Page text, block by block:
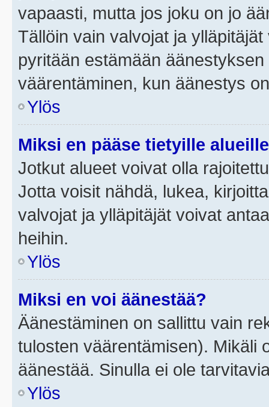
vapaasti, mutta jos joku on jo
Tällöin vain valvojat ja
pyritään estämään
väärentäminen, kun äänestys
Ylös
Miksi en pääse tietyille
Jotkut alueet voivat olla
Jotta voisit nähdä, lukea,
valvojat ja ylläpitäjät voivat
heihin.
Ylös
Miksi en voi äänestää?
Äänestäminen on sallittu vain
tulosten väärentämisen). Mikäli
äänestää. Sinulla ei ole
Ylös